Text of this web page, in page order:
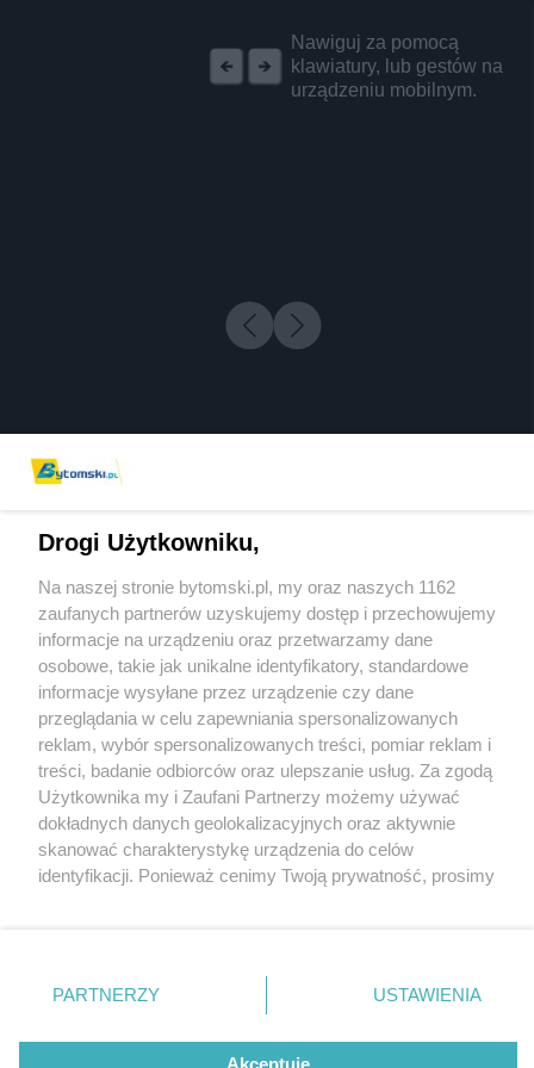
Nawiguj za pomocą
klawiatury, lub gestów na
urządzeniu mobilnym.
5 / 0
Wydawca mediów lokalnych
Nie zapomnij
zapoznać się z:
polityką prywatności regulamin korzystania z portali
Twojemiasto
Piekary Śląskie
Chorzów
Tarnowskie Góry
Gliwice
Skontakuj sięz nami
Kontakt
Wydawca
Pogoda
Drogi Użytkowniku,
Na naszej stronie bytomski.pl, my oraz naszych 1162
zaufanych partnerów uzyskujemy dostęp i przechowujemy
informacje na urządzeniu oraz przetwarzamy dane
osobowe, takie jak unikalne identyfikatory, standardowe
informacje wysyłane przez urządzenie czy dane
przeglądania w celu zapewniania spersonalizowanych
reklam, wybór spersonalizowanych treści, pomiar reklam i
treści, badanie odbiorców oraz ulepszanie usług. Za zgodą
Użytkownika my i Zaufani Partnerzy możemy używać
dokładnych danych geolokalizacyjnych oraz aktywnie
skanować charakterystykę urządzenia do celów
identyfikacji. Ponieważ cenimy Twoją prywatność, prosimy
prywatności znajdujący się w lewym dolnym rogu strony
. Niektóre rodzaje przetwarzania danych nie wymagają
zgody użytkownika, ale masz prawo sprzeciwić się
takiemu przetwarzaniu. Preferencje będą miały
PARTNERZY USTAWIENIA
Akceptuję